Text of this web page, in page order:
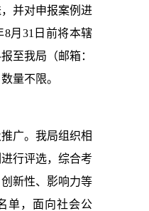
并对申报案例进
8月31日前将本辖
至我局（邮箱：
量不限。
广。我局组织相
行评选，综合考
新性、影响力等
单，面向社会公